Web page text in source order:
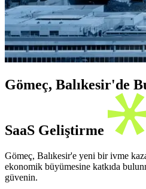
Gömeç, Balıkesir'de
SaaS Geliştirme
Gömeç, Balıkesir'e yeni bir ivme
ekonomik büyümesine katkıda
güvenin.